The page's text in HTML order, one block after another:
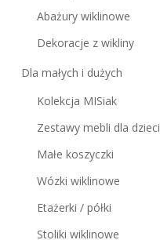
Abażury wiklinowe
Dekoracje z wikliny
Dla małych i dużych
Kolekcja MISiak
Zestawy mebli dla dzieci
Małe koszyczki
Wózki wiklinowe
Etażerki / półki
Stoliki wiklinowe